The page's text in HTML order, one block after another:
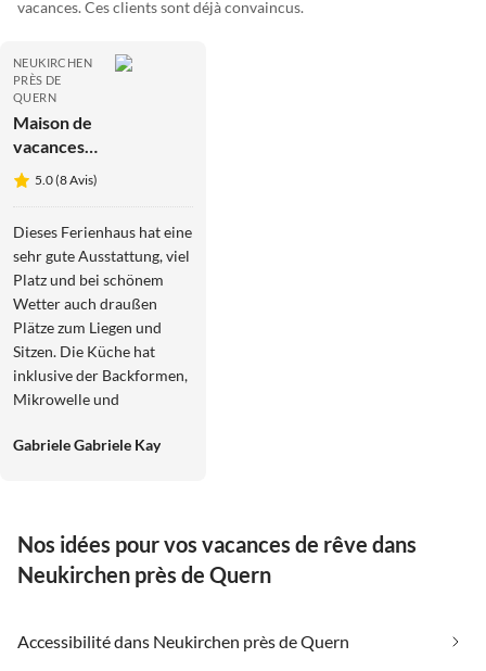
vacances. Ces clients sont déjà convaincus.
NEUKIRCHEN
PRÈS DE
QUERN
Maison de
vacances
Bogense
avec vue
5.0 (8 Avis)
Dieses Ferienhaus hat eine
sehr gute Ausstattung, viel
Platz und bei schönem
Wetter auch draußen
Plätze zum Liegen und
Sitzen. Die Küche hat
inklusive der Backformen,
Mikrowelle und
wünschenswerten
ließ keine Wünsche offen.
Wir haben diese
Herbstwoche sehr
drei großen Kinder
Gabriele Gabriele Kay
Nos idées pour vos vacances de rêve dans
Neukirchen près de Quern
Accessibilité dans Neukirchen près de Quern